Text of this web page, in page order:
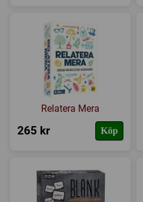
Relatera Mera
265 kr Köp